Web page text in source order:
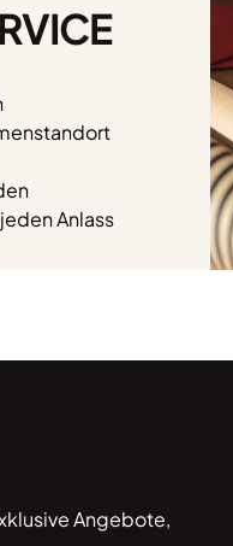
Anlass
Angebote,